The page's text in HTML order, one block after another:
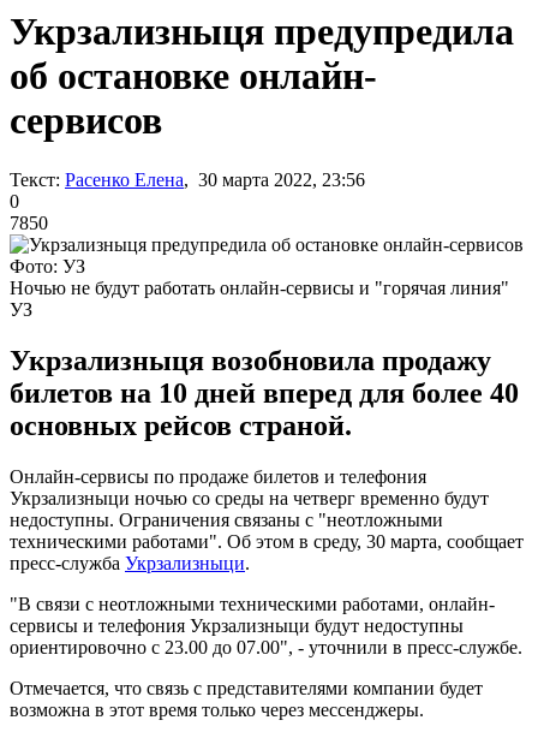
Укрзализныця предупредила
об остановке онлайн-
сервисов
Текст: Расенко Елена, 30 марта 2022, 23:56
0
7850
Фото: УЗ
Ночью не будут работать онлайн-сервисы и "горячая линия"
УЗ
Укрзализныця возобновила продажу
билетов на 10 дней вперед для более 40
основных рейсов страной.
Онлайн-сервисы по продаже билетов и телефония
Укрзализныци ночью со среды на четверг временно будут
недоступны. Ограничения связаны с "неотложными
техническими работами". Об этом в среду, 30 марта, сообщает
пресс-служба Укрзализныци.
"В связи с неотложными техническими работами, онлайн-
сервисы и телефония Укрзализныци будут недоступны
ориентировочно с 23.00 до 07.00", - уточнили в пресс-службе.
Отмечается, что связь с представителями компании будет
возможна в этот время только через мессенджеры.